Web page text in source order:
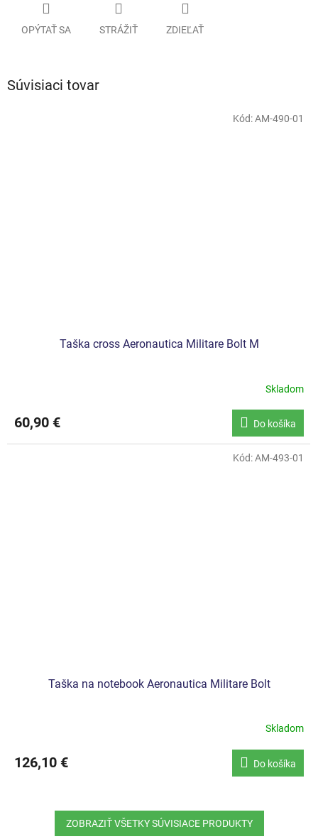
OPÝTAŤ SA STRÁŽIŤ ZDIEĽAŤ
Súvisiaci tovar
Taška cross Aeronautica Militare Bolt M
Skladom
60,90 € Do košíka
Kód:AM-490-01
Taška na notebook Aeronautica Militare Bolt
Skladom
126,10 € Do košíka
Kód:AM-493-01
ZOBRAZIŤ VŠETKY SÚVISIACE PRODUKTY